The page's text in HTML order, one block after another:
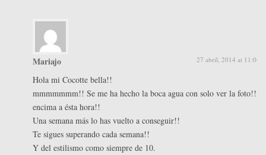
Mariajo 27 abril, 2014 at 11:04
Hola mi Cocotte bella!!
mmmmmmm!! Se me ha hecho la boca agua con solo ver la foto!! Y
encima a ésta hora!!
Una semana más lo has vuelto a conseguir!!
Te sigues superando cada semana!!
Y del estilismo como siempre de 10.